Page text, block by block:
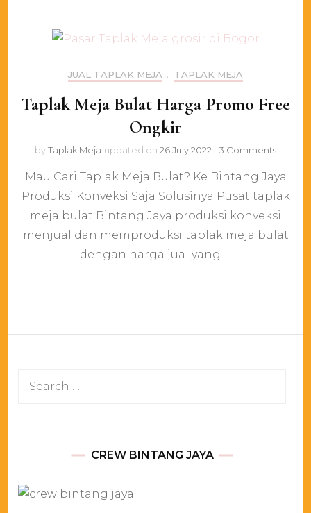
JUAL TAPLAK MEJA , TAPLAK MEJA
Taplak Meja Bulat Harga Promo Free
Ongkir
byTaplak Meja updated on 26 July 2022 3 Commentson
Meja
Bulat
Promo
Free
Mau Cari Taplak Meja Bulat? Ke Bintang Jaya
Produksi Konveksi Saja Solusinya Pusat taplak
meja bulat Bintang Jaya produksi konveksi
menjual dan memproduksi taplak meja bulat
dengan harga jual yang …
Search
CREW BINTANG JAYA